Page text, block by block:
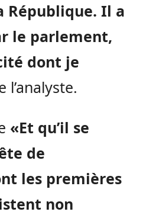
République. Il a
le parlement,
dont je
l’analyste.
«Et qu’il se
de
les premières
non